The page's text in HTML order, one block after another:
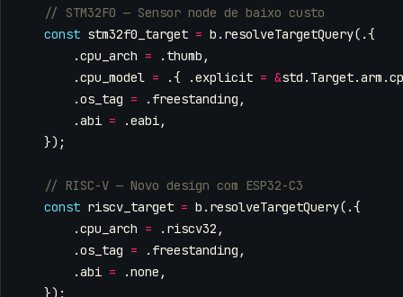
const stm32f0_target = b . resolveTargetQuery(.{
.cpu_arch = . thumb ,
.cpu_model = .{ .explicit = &std . Target.arm .
.os_tag = . freestanding ,
.abi = .eabi,
});
const riscv_target = b . resolveTargetQuery(.{
.cpu_arch = . riscv32 ,
.os_tag = . freestanding ,
.abi = .none ,
});